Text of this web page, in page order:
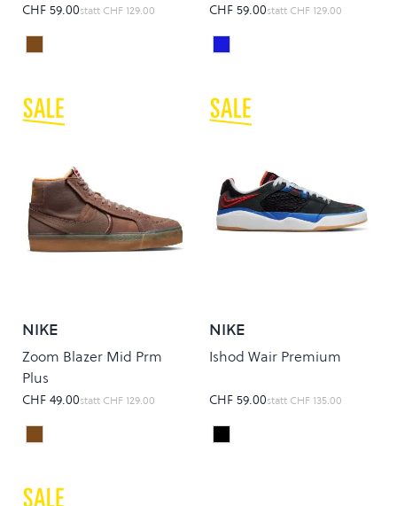
CHF 59.00statt CHF 129.00
Colour
BAROQUE BROWN/OBSIDIAN
CHF 59.00statt CHF 129.00
Colour
GAME ROYAL/WHITE
NIKE
Zoom Blazer Mid Prm
Plus
CHF 49.00statt CHF 129.00
Colour
PLUM ECLIPSE
NIKE
Ishod Wair Premium
CHF 59.00statt CHF 135.00
Colour
Black/University Red